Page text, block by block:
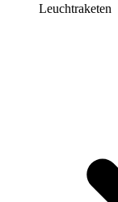
Leuchtraketen